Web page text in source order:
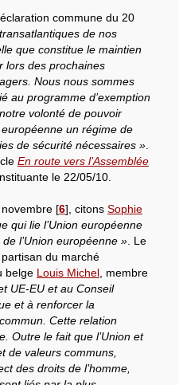
commune du 20
de nos
que constitue le maintien
lors des prochaines
Nous nous sommes
au programme d’exemption
volonté de pouvoir
un régime de
de sécurité nécessaires »
En route vers l’Assemblée
le 22/05/10.
[6] , citons Sophie
qui lie l’Union européenne
l’Union européenne » . Le
du marché
belge Louis Michel , membre
UE-EU et au Conseil
et à renforcer la
Cette relation
Outre le fait que l’Union et
de valeurs communs,
des droits de l’homme,